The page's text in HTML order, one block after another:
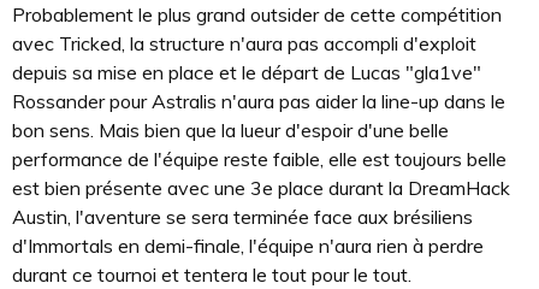
Probablement le plus grand outsider de cette compétition
avec Tricked, la structure n'aura pas accompli d'exploit
depuis sa mise en place et le départ de Lucas "gla1ve"
Rossander pour Astralis n'aura pas aider la line-up dans le
bon sens. Mais bien que la lueur d'espoir d'une belle
performance de l'équipe reste faible, elle est toujours belle
est bien présente avec une 3e place durant la DreamHack
Austin, l'aventure se sera terminée face aux brésiliens
d'Immortals en demi-finale, l'équipe n'aura rien à perdre
durant ce tournoi et tentera le tout pour le tout.